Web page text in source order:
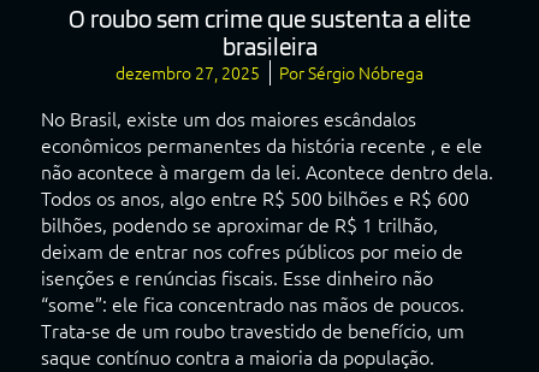
O roubo sem crime que sustenta a elite
brasileira
dezembro 27, 2025 PorSérgio Nóbrega
No Brasil, existe um dos maiores escândalos
econômicos permanentes da história recente , e ele
não acontece à margem da lei. Acontece dentro dela.
Todos os anos, algo entre R$ 500 bilhões e R$ 600
bilhões, podendo se aproximar de R$ 1 trilhão,
deixam de entrar nos cofres públicos por meio de
isenções e renúncias fiscais. Esse dinheiro não
“some”: ele fica concentrado nas mãos de poucos.
Trata-se de um roubo travestido de benefício, um
saque contínuo contra a maioria da população.